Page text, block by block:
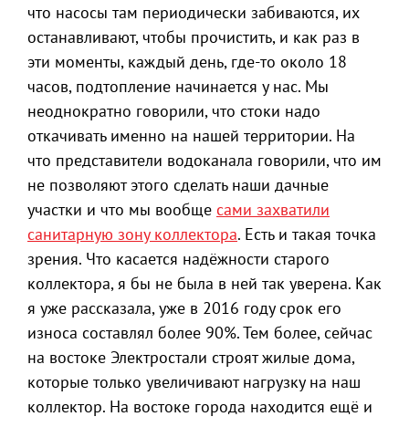
что насосы там периодически забиваются, их
останавливают, чтобы прочистить, и как раз в
эти моменты, каждый день, где-то около 18
часов, подтопление начинается у нас. Мы
неоднократно говорили, что стоки надо
откачивать именно на нашей территории. На
что представители водоканала говорили, что им
не позволяют этого сделать наши дачные
участки и что мы вообще сами захватили
санитарную зону коллектора. Есть и такая точка
зрения. Что касается надёжности старого
коллектора, я бы не была в ней так уверена. Как
я уже рассказала, уже в 2016 году срок его
износа составлял более 90%. Тем более, сейчас
на востоке Электростали строят жилые дома,
которые только увеличивают нагрузку на наш
коллектор. На востоке города находится ещё и